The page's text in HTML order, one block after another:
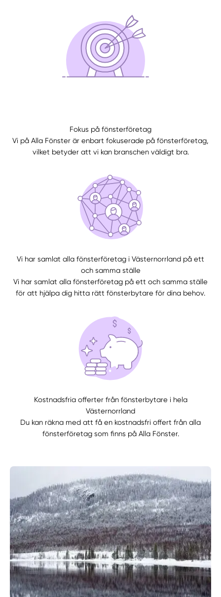
Fokus på fönsterföretag
Vi på Alla Fönster är enbart fokuserade på fönsterföretag,
vilket betyder att vi kan branschen väldigt bra.
Vi har samlat alla fönsterföretag i Västernorrland på ett
och samma ställe
Vi har samlat alla fönsterföretag på ett och samma ställe
för att hjälpa dig hitta rätt fönsterbytare för dina behov.
Kostnadsfria offerter från fönsterbytare i hela
Västernorrland
Du kan räkna med att få en kostnadsfri offert från alla
fönsterföretag som finns på Alla Fönster.